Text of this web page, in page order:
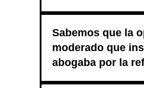
Sabemos que la
moderado que
abogaba por la